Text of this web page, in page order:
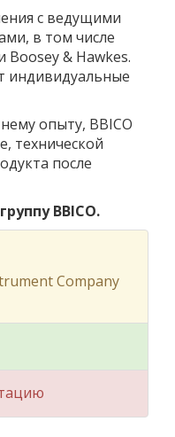
с ведущими
в том числе
Boosey & Hawkes.
индивидуальные
опыту, BBICO
технической
после
BBICO.
Company